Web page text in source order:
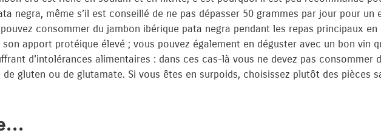
negra, même s’il est conseillé de ne pas dépasser 50 grammes par jour pour un
consommer du jambon ibérique pata negra pendant les repas principaux
apport protéique élevé ; vous pouvez également en déguster avec un bon vin
d’intolérances alimentaires : dans ces cas-là vous ne devez pas
gluten ou de glutamate. Si vous êtes en surpoids, choisissez plutôt des pièces